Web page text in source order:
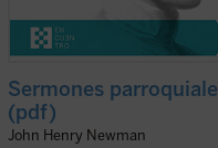
Sermones
(pdf)
John Henry Newman